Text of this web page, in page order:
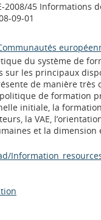
2008/45 Informations
09-01
du système de
les principaux
de manière très
de formation
initiale, la
la VAE,
et la dimension